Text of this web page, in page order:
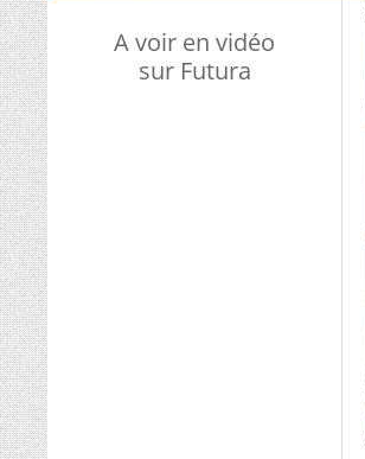
A voir en vidéo
sur Futura